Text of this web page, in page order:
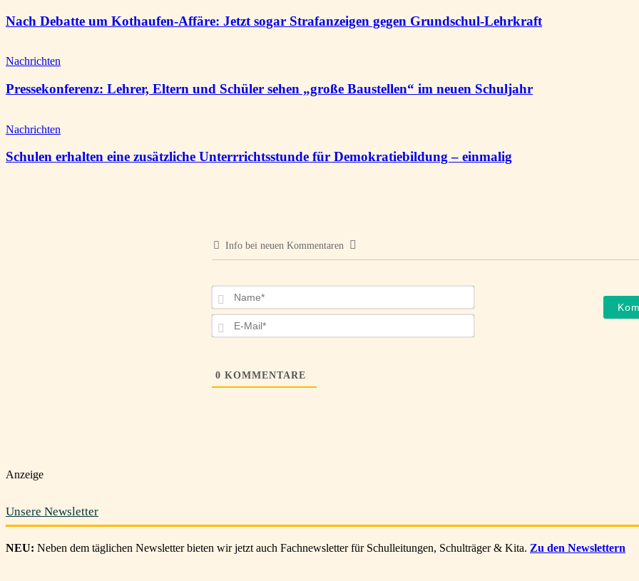
Nach Debatte um Kothaufen-Affäre: Jetzt sogar Strafanzeigen gegen Grundschul-Lehrkraft
Nachrichten
Pressekonferenz: Lehrer, Eltern und Schüler sehen „große Baustellen“ im neuen Schuljahr
Nachrichten
Schulen erhalten eine zusätzliche Unterrrichtsstunde für Demokratiebildung – einmalig
Info bei neuen Kommentaren
Name*
E-
0 KOMMENTARE
Anzeige
Unsere Newsletter
NEU: Neben dem täglichen Newsletter bieten wir jetzt auch Fachnewsletter für Schulleitungen, Schulträger & Kita. Zu den Newslettern